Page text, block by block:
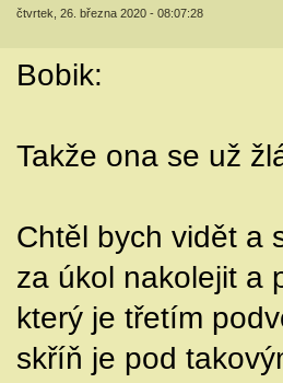
čtvrtek, 26. března 2020 - 08:07:28
Bobik:
Takže ona se už
Chtěl bych vidět a
za úkol nakolejit a
který je třetím
skříň je pod